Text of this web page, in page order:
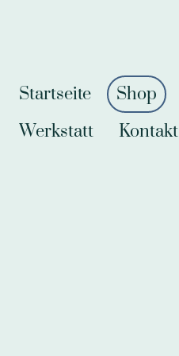
Startseite Shop
Werkstatt
Kontakt